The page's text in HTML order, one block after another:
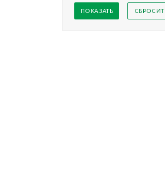
ПОКАЗАТЬ